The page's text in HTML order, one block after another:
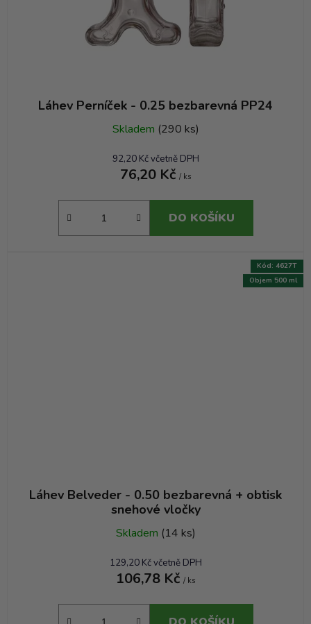
Láhev Perníček - 0.25 bezbarevná PP24
Skladem (290 ks)
92,20 Kč včetně DPH
76,20 Kč / ks
DO KOŠÍKU
Láhev Belveder - 0.50 bezbarevná + obtisk
snehové vločky
Skladem (14 ks)
129,20 Kč včetně DPH
106,78 Kč / ks
Objem 500 ml
Kód: 4627T